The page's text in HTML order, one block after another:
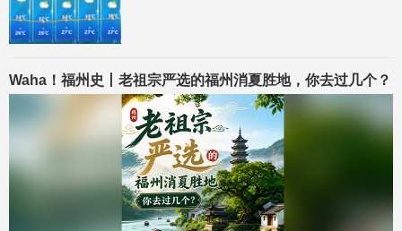
Waha！福州史丨老祖宗严选的福州消夏胜地，你去过几个？